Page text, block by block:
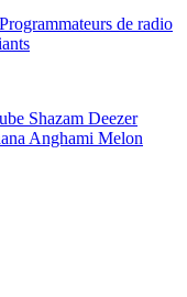
Programmateurs de radio
Shazam Deezer
Anghami Melon